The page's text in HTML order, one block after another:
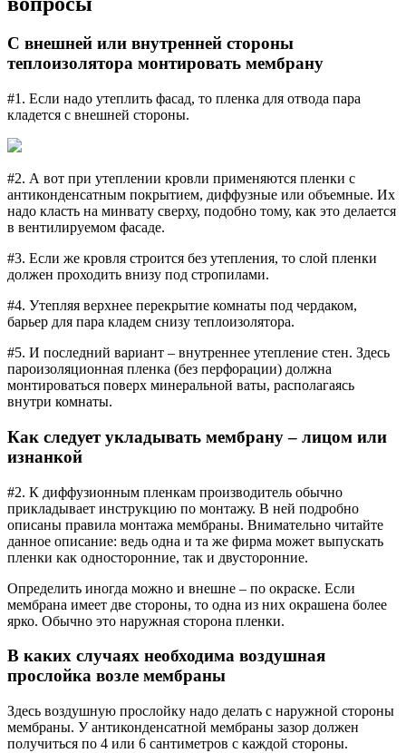
С внешней или внутренней стороны
теплоизолятора монтировать мембрану
#1. Если надо утеплить фасад, то пленка для отвода пара
кладется с внешней стороны.
#2. А вот при утеплении кровли применяются пленки с
антиконденсатным покрытием, диффузные или объемные. Их
надо класть на минвату сверху, подобно тому, как это делается
в вентилируемом фасаде.
#3. Если же кровля строится без утепления, то слой пленки
должен проходить внизу под стропилами.
#4. Утепляя верхнее перекрытие комнаты под чердаком,
барьер для пара кладем снизу теплоизолятора.
#5. И последний вариант – внутреннее утепление стен. Здесь
пароизоляционная пленка (без перфорации) должна
монтироваться поверх минеральной ваты, располагаясь
внутри комнаты.
Как следует укладывать мембрану – лицом или
изнанкой
#2. К диффузионным пленкам производитель обычно
прикладывает инструкцию по монтажу. В ней подробно
описаны правила монтажа мембраны. Внимательно читайте
данное описание: ведь одна и та же фирма может выпускать
пленки как односторонние, так и двусторонние.
Определить иногда можно и внешне – по окраске. Если
мембрана имеет две стороны, то одна из них окрашена более
ярко. Обычно это наружная сторона пленки.
В каких случаях необходима воздушная
прослойка возле мембраны
Здесь воздушную прослойку надо делать с наружной стороны
мембраны. У антиконденсатной мембраны зазор должен
получиться по 4 или 6 сантиметров с каждой стороны.